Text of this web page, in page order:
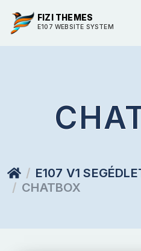
FIZI THEMES
E107 WEBSITE SYSTEM
E107 V1
CHATBOX